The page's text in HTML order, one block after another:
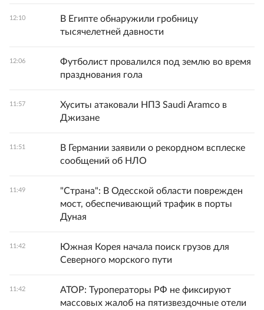
12:10
В Египте обнаружили гробницу
тысячелетней давности
12:06
Футболист провалился под землю во время
празднования гола
11:57
Хуситы атаковали НПЗ Saudi Aramco в
Джизане
11:51
В Германии заявили о рекордном всплеске
сообщений об НЛО
11:49
"Страна": В Одесской области поврежден
мост, обеспечивающий трафик в порты
Дуная
11:42
Южная Корея начала поиск грузов для
Северного морского пути
11:42
АТОР: Туроператоры РФ не фиксируют
массовых жалоб на пятизвездочные отели